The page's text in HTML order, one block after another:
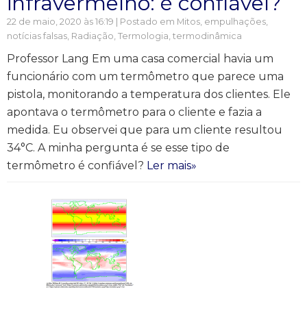
22 de maio, 2020 às 16:19 | Postado em Mitos, empulhações,
notícias falsas, Radiação, Termologia, termodinâmica
Professor Lang Em uma casa comercial havia um
funcionário com um termômetro que parece uma
pistola, monitorando a temperatura dos clientes. Ele
apontava o termômetro para o cliente e fazia a
medida. Eu observei que para um cliente resultou
34°C. A minha pergunta é se esse tipo de
termômetro é confiável? Ler mais»